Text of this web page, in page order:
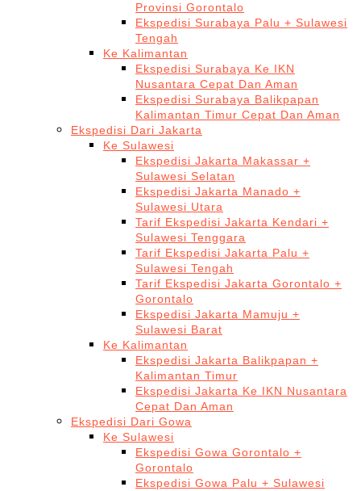
Provinsi Gorontalo
Ekspedisi Surabaya Palu + Sulawesi
Tengah
Ke Kalimantan
Ekspedisi Surabaya Ke IKN
Nusantara Cepat Dan Aman
Ekspedisi Surabaya Balikpapan
Kalimantan Timur Cepat Dan Aman
Ekspedisi Dari Jakarta
Ke Sulawesi
Ekspedisi Jakarta Makassar +
Sulawesi Selatan
Ekspedisi Jakarta Manado +
Sulawesi Utara
Tarif Ekspedisi Jakarta Kendari +
Sulawesi Tenggara
Tarif Ekspedisi Jakarta Palu +
Sulawesi Tengah
Tarif Ekspedisi Jakarta Gorontalo +
Gorontalo
Ekspedisi Jakarta Mamuju +
Sulawesi Barat
Ke Kalimantan
Ekspedisi Jakarta Balikpapan +
Kalimantan Timur
Ekspedisi Jakarta Ke IKN Nusantara
Cepat Dan Aman
Ekspedisi Dari Gowa
Ke Sulawesi
Ekspedisi Gowa Gorontalo +
Gorontalo
Ekspedisi Gowa Palu + Sulawesi